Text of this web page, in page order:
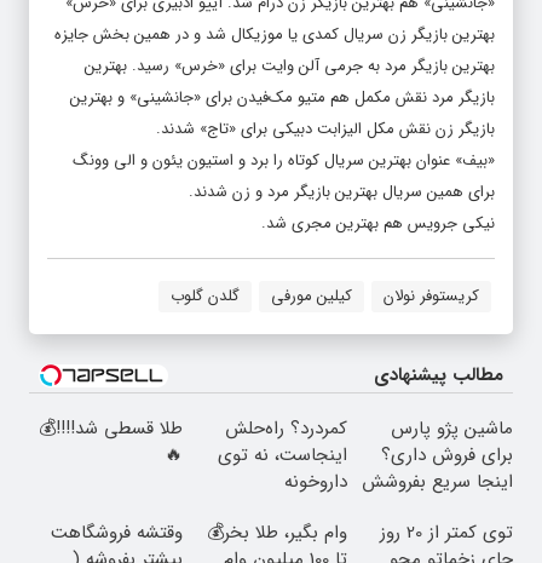
‌بهترین بازیگر زن سریال کمدی یا موزیکال شد و در همین بخش جایزه
بهترین بازیگر مرد به ‌جرمی آلن وایت برای «خرس» رسید. بهترین
بازیگر مرد نقش مکمل هم متیو مک‌فیدن برای «جانشینی» و بهترین
بازیگر زن نقش مکل الیزابت دبیکی برای «تاج» شدند.
«بیف» عنوان بهترین سریال کوتاه را برد و استیون یئون و الی وونگ
برای همین سریال بهترین بازیگر مرد و زن شدند.
نیکی جرویس هم بهترین مجری شد.
کریستوفر نولان کیلین مورفی گلدن گلوب
مطالب پیشنهادی
ماشین پژو پارس
برای فروش داری؟
اینجا سریع بفروشش
کمردرد؟ راه‌حلش
اینجاست، نه توی
داروخونه
طلا قسطی شد!!!!💰
🔥
توی کمتر از 20 روز
وام بگیر، طلا بخر💰
وقتشه فروشگاهت